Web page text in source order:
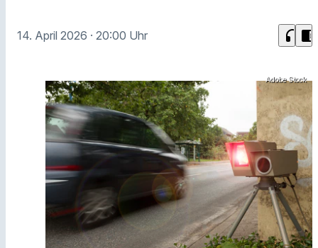
14. April 2026 · 20:00 Uhr headphones chrome_reader_mode
Adobe Stock